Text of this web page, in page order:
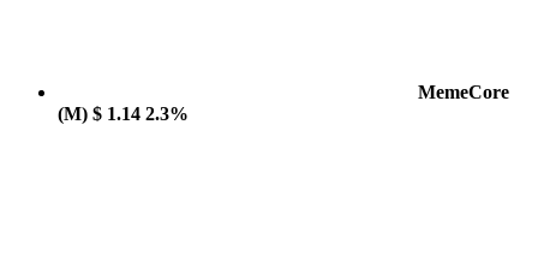
MemeCore
(M) $ 1.14 2.3%